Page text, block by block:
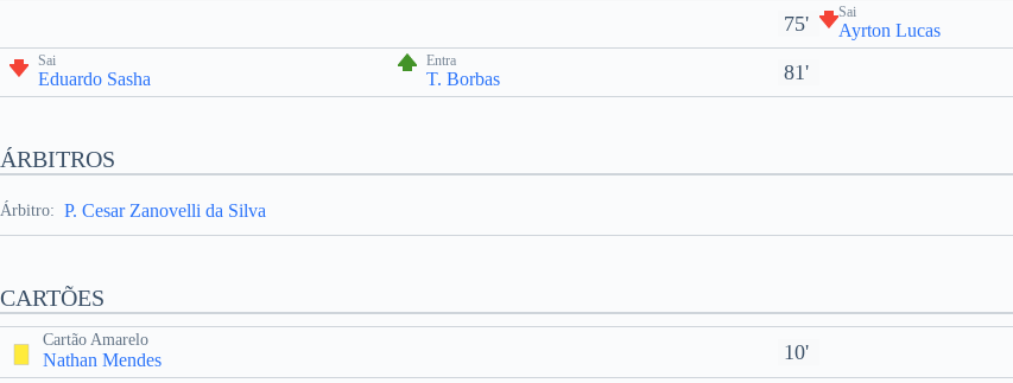
75' Sai
Ayrton Lucas
Sai
Eduardo Sasha
Entra
T. Borbas 81'
ÁRBITROS
Árbitro: P. Cesar Zanovelli da Silva
CARTÕES
Cartão Amarelo
Nathan Mendes 10'